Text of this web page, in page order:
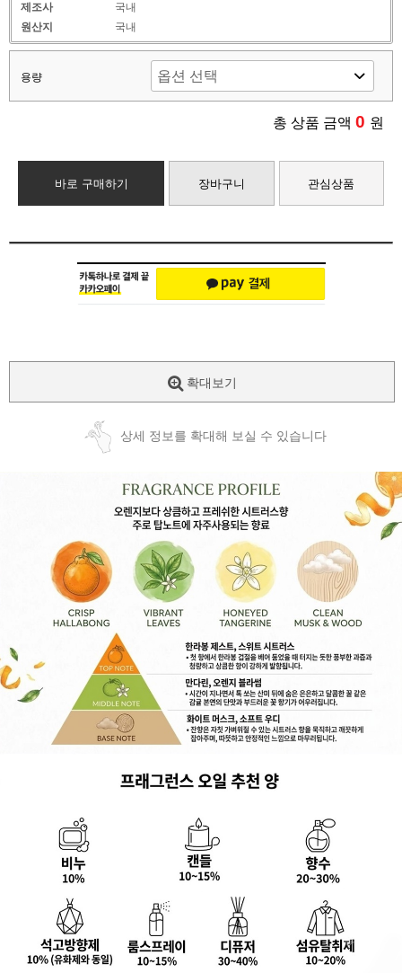
제조사
국내
원산지
국내
용량
총 상품 금액 0 원
바로 구매하기 장바구니 관심상품
확대보기
상세 정보를 확대해 보실 수 있습니다